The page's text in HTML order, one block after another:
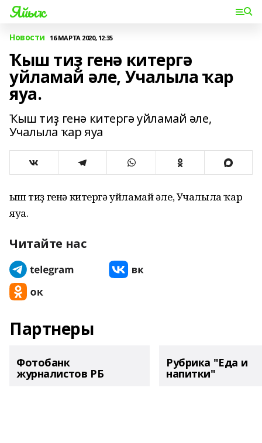
Яйыҡ
Новости 16 МАРТА 2020, 12:35
Ҡыш тиҙ генә китергә
уйламай әле, Учалыла ҡар
яуа.
Ҡыш тиҙ генә китергә уйламай әле,
Учалыла ҡар яуа
Ҡыш тиҙ генә китергә уйламай әле, Учалыла ҡар
яуа.
Читайте нас
Партнеры
Фотобанк
журналистов РБ
Рубрика "Еда и
напитки"